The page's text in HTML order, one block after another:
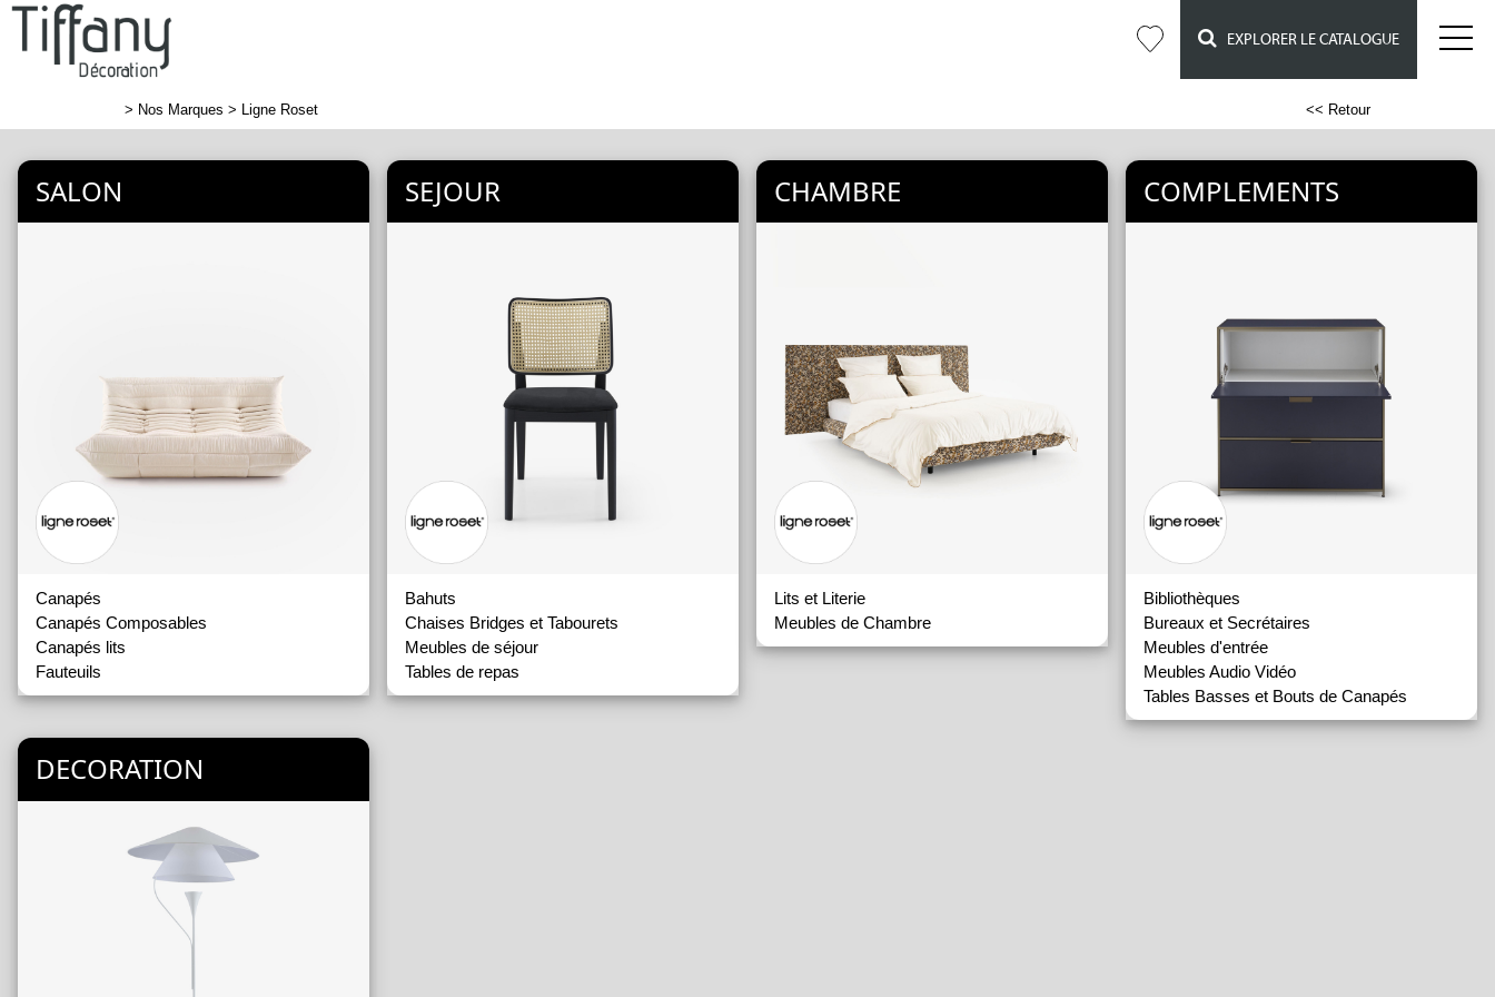
EXPLORER LE CATALOGUE
> Nos Marques > Ligne Roset << Retour
SALON
Canapés
Canapés Composables
Canapés lits
Fauteuils
SEJOUR
Bahuts
Chaises Bridges et Tabourets
Meubles de séjour
Tables de repas
CHAMBRE
Lits et Literie
Meubles de Chambre
COMPLEMENTS
Bibliothèques
Bureaux et Secrétaires
Meubles d'entrée
Meubles Audio Vidéo
Tables Basses et Bouts de Canapés
DECORATION